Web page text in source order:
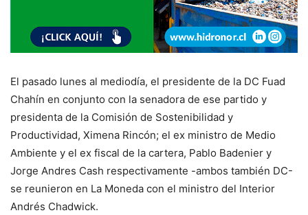
El pasado lunes al mediodía, el presidente de la DC Fuad
Chahín en conjunto con la senadora de ese partido y
presidenta de la Comisión de Sostenibilidad y
Productividad, Ximena Rincón; el ex ministro de Medio
Ambiente y el ex fiscal de la cartera, Pablo Badenier y
Jorge Andres Cash respectivamente -ambos también DC-
se reunieron en La Moneda con el ministro del Interior
Andrés Chadwick.